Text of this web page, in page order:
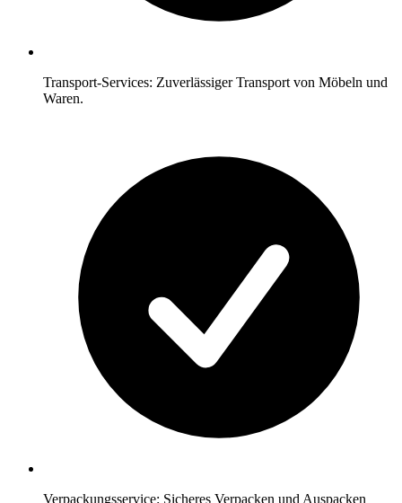
Transport-Services: Zuverlässiger Transport von Möbeln und
Waren.
Verpackungsservice: Sicheres Verpacken und Auspacken